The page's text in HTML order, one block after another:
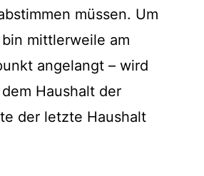
müssen. Um
mittlerweile am
angelangt – wird
Haushalt der
der letzte Haushalt